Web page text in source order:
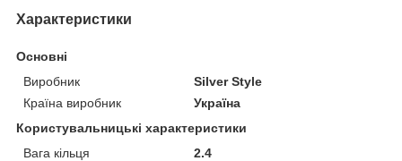
Характеристики
Основні
Виробник
Silver Style
Країна виробник
Україна
Користувальницькі характеристики
Вага кільця
2.4